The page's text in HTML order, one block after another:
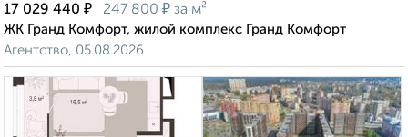
17 029 440 ₽ 247 800 ₽ за м²
ЖК Гранд Комфорт, жилой комплекс Гранд Комфорт
Агентство, 05.08.2026